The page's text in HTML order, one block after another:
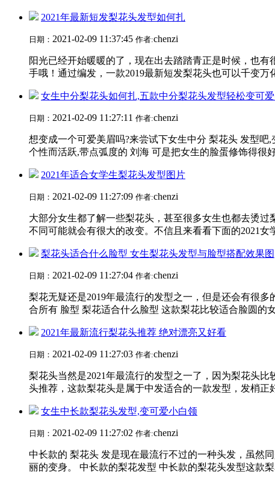
2021年最新短发梨花头发型如何扎
日期： 2021-02-09 11:37:45 作者:chenzi
阳光已经开始暖暖的了，现在出去踏踏青正是时候，也
手哦！通过编发，一款2019最新短发梨花头也可以千变
女生中分梨花头如何扎,五款中分梨花头发型轻松变可
日期： 2021-02-09 11:27:11 作者:chenzi
想变成一个可爱美眉吗?来尝试下女生中分 梨花头 发型
个性而活跃,带点弧度的 刘海 可是把女生的脸蛋修饰得很
2021年适合女学生梨花头发型图片
日期： 2021-02-09 11:27:09 作者:chenzi
大部分女生都了解一些梨花头，甚至很多女生也都去烫
不同可能就会有很大的改变。不信且来看看下面的2021
梨花头适合什么脸型 女生梨花头发型与脸型搭配效果图
日期： 2021-02-09 11:27:04 作者:chenzi
梨花无疑还是2019年最流行的发型之一，但是还会有很
合所有 脸型 梨花适合什么脸型 这款梨花比较适合脸圆的
2021年最新流行梨花头推荐 绝对漂亮又好看
日期： 2021-02-09 11:27:03 作者:chenzi
梨花头当然是2021年最流行的发型之一了，因为梨花头
头推荐，这款梨花头是属于中发适合的一款发型，发梢
女生中长款梨花头发型,变可爱小白领
日期： 2021-02-09 11:27:02 作者:chenzi
中长款的 梨花头 发是现在最流行不过的一种头发，虽然
丽的变身。 中长款的梨花发型 中长款的梨花头发型这款